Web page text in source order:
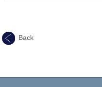
Back